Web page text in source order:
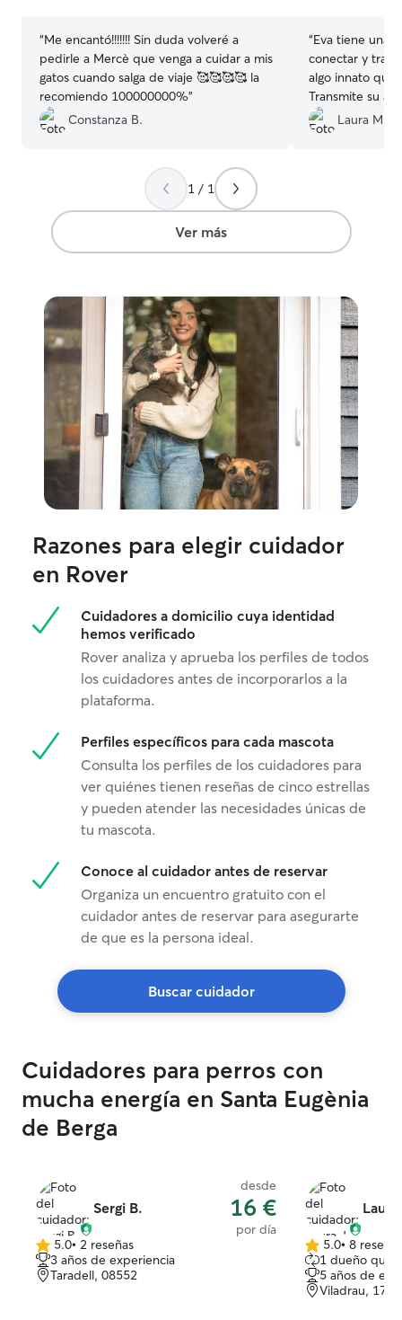
“Me encantó!!!!!!! Sin duda volveré a
pedirle a Mercè que venga a cuidar a mis
gatos cuando salga de viaje 🥰🥰🥰🥰 la
recomiendo 100000000%”
Constanza B.
“Eva tiene una
conectar y
algo innato que
Transmite su
palabra y cada
convertido en
Laura M.
1 / 1
Ver más
Razones para elegir cuidador
en Rover
Cuidadores a domicilio cuya identidad
hemos verificado
Rover analiza y aprueba los perfiles de todos
los cuidadores antes de incorporarlos a la
plataforma.
Perfiles específicos para cada mascota
Consulta los perfiles de los cuidadores para
ver quiénes tienen reseñas de cinco estrellas
y pueden atender las necesidades únicas de
tu mascota.
Conoce al cuidador antes de reservar
Organiza un encuentro gratuito con el
cuidador antes de reservar para asegurarte
de que es la persona ideal.
Buscar cuidador
Cuidadores para perros con
mucha energía en Santa Eugènia
de Berga
Sergi B.
desde
16 €
por día
5.0
de
5
5.0• 2 reseñas
3 años de experiencia
Taradell, 08552
Laura
5.0
de
5
estrellas
5.0• 8 reseñas
1 dueño que
5 años de
Viladrau,